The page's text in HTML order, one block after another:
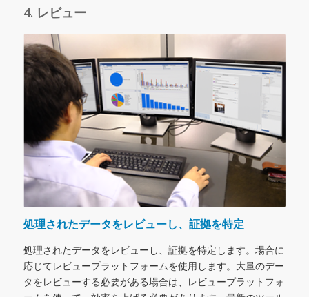
4. レビュー
処理されたデータをレビューし、証拠を特定
処理されたデータをレビューし、証拠を特定します。場合に
応じてレビュープラットフォームを使用します。大量のデー
タをレビューする必要がある場合は、レビュープラットフォ